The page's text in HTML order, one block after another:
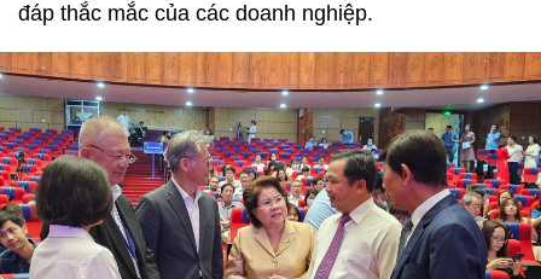
đáp thắc mắc của các doanh nghiệp.